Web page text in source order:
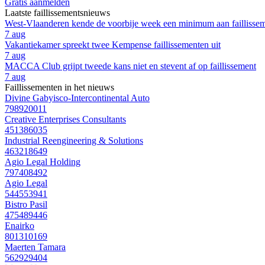
Laatste faillissementsnieuws
West-Vlaanderen kende de voorbije week een minimum aan
7 aug
Vakantiekamer spreekt twee Kempense faillissementen uit
7 aug
MACCA Club grijpt tweede kans niet en stevent af op faillissement
7 aug
Faillissementen in het nieuws
Divine Gabyisco-Intercontinental Auto
798920011
Creative Enterprises Consultants
451386035
Industrial Reengineering & Solutions
463218649
Agio Legal Holding
797408492
Agio Legal
544553941
Bistro Pasil
475489446
Enairko
801310169
Maerten Tamara
562929404